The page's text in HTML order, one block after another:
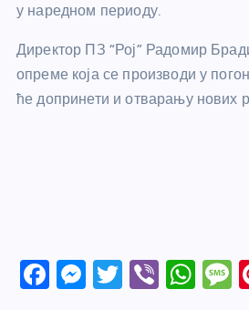
у наредном периоду.
Директор ПЗ “Рој” Радомир
опреме која се производи у
ће допринети и отварању нових
F
M T
Vi W